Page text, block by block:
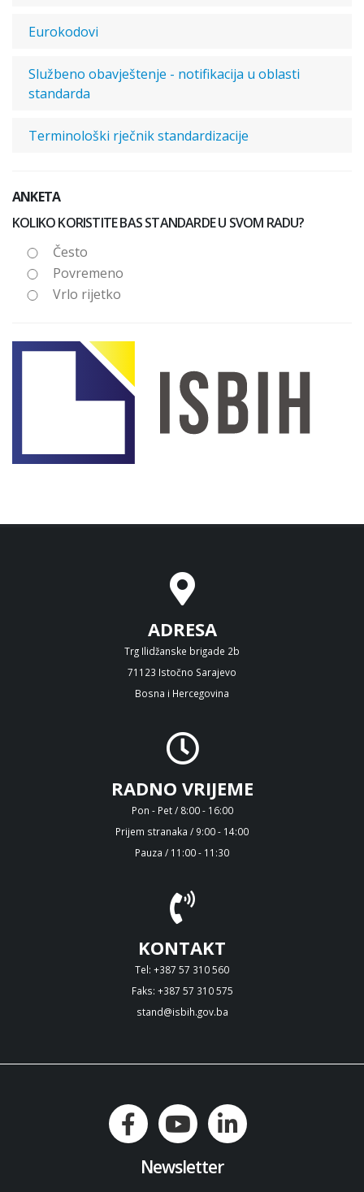
Eurokodovi
Službeno obavještenje - notifikacija u oblasti
standarda
Terminološki rječnik standardizacije
ANKETA
KOLIKO KORISTITE BAS STANDARDE U SVOM RADU?
Često
Povremeno
Vrlo rijetko
ADRESA
Trg Ilidžanske brigade 2b
71123 Istočno Sarajevo
Bosna i Hercegovina
RADNO VRIJEME
Pon - Pet / 8:00 - 16:00
Prijem stranaka / 9:00 - 14:00
Pauza / 11:00 - 11:30
KONTAKT
Tel: +387 57 310 560
Faks: +387 57 310 575
stand@isbih.gov.ba
Newsletter